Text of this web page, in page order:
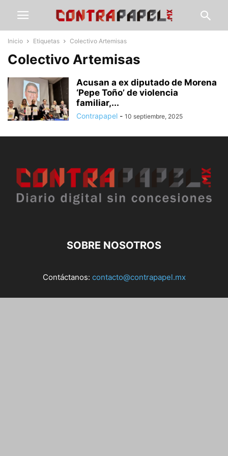
Inicio Etiquetas Colectivo Artemisas
Colectivo Artemisas
Acusan a ex diputado de Morena
‘Pepe Toño’ de violencia
familiar,...
Contrapapel - 10 septiembre, 2025
SOBRE NOSOTROS
Contáctanos: contacto@contrapapel.mx